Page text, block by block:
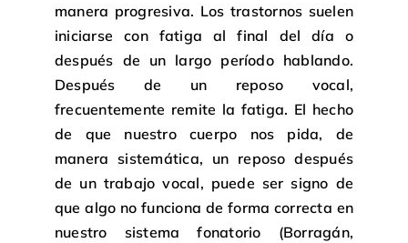
manera progresiva. Los trastornos suelen
iniciarse con fatiga al final del día o
después de un largo período hablando.
Después de un reposo vocal,
frecuentemente remite la fatiga. El hecho
de que nuestro cuerpo nos pida, de
manera sistemática, un reposo después
de un trabajo vocal, puede ser signo de
que algo no funciona de forma correcta en
nuestro sistema fonatorio (Borragán,